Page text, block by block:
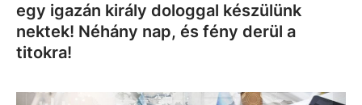
egy igazán király dologgal készülünk
nektek! Néhány nap, és fény derül a
titokra!